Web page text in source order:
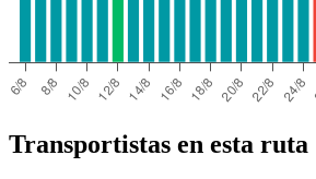
Transportistas en esta ruta